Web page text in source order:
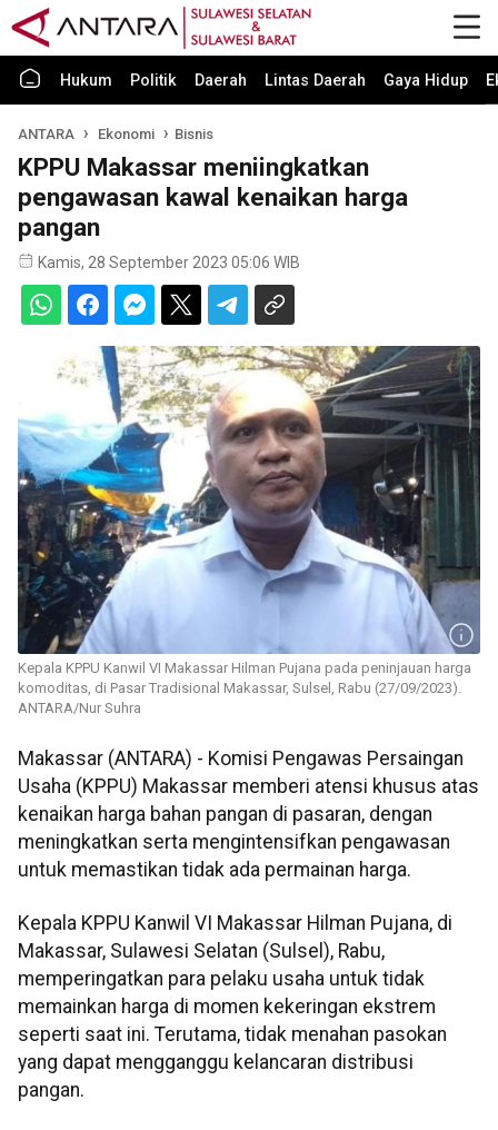
Hukum Politik Daerah Lintas Daerah Gaya Hidup
ANTARA Ekonomi Bisnis
KPPU Makassar meniingkatkan
pengawasan kawal kenaikan harga
pangan
Kamis, 28 September 2023 05:06 WIB
Kepala KPPU Kanwil VI Makassar Hilman Pujana pada peninjauan harga
komoditas, di Pasar Tradisional Makassar, Sulsel, Rabu (27/09/2023).
ANTARA/Nur Suhra
Makassar (ANTARA) - Komisi Pengawas Persaingan
Usaha (KPPU) Makassar memberi atensi khusus atas
kenaikan harga bahan pangan di pasaran, dengan
meningkatkan serta mengintensifkan pengawasan
untuk memastikan tidak ada permainan harga.
Kepala KPPU Kanwil VI Makassar Hilman Pujana, di
Makassar, Sulawesi Selatan (Sulsel), Rabu,
memperingatkan para pelaku usaha untuk tidak
memainkan harga di momen kekeringan ekstrem
seperti saat ini. Terutama, tidak menahan pasokan
yang dapat mengganggu kelancaran distribusi
pangan.